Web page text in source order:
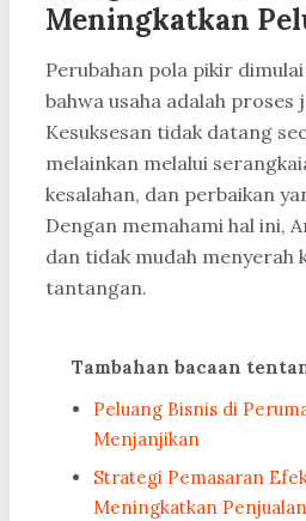
Meningkatkan
Perubahan pola pikir
bahwa usaha adalah proses
Kesuksesan tidak datang
melainkan melalui
kesalahan, dan perbaikan
Dengan memahami hal ini,
dan tidak mudah menyerah
tantangan.
Tambahan bacaan
Peluang Bisnis di
Menjanjikan
Strategi Pemasaran
Meningkatkan Penjualan